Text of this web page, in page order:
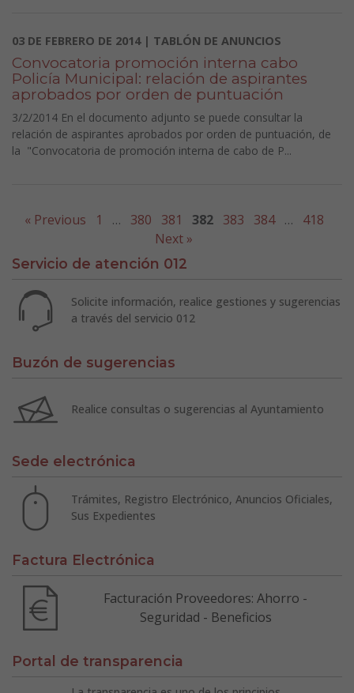
03 DE FEBRERO DE 2014 | TABLÓN DE ANUNCIOS
Convocatoria promoción interna cabo
Policía Municipal: relación de aspirantes
aprobados por orden de puntuación
3/2/2014 En el documento adjunto se puede consultar la
relación de aspirantes aprobados por orden de puntuación, de
la "Convocatoria de promoción interna de cabo de P...
« Previous 1 … 380 381 382 383 384 …
418
Next »
Servicio de atención 012
Solicite información, realice gestiones y sugerencias
a través del servicio 012
Buzón de sugerencias
Realice consultas o sugerencias al Ayuntamiento
Sede electrónica
Trámites, Registro Electrónico, Anuncios Oficiales,
Sus Expedientes
Factura Electrónica
Facturación Proveedores: Ahorro -
Seguridad - Beneficios
Portal de transparencia